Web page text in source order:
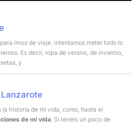
irnos de viaje, intentamos meter todo lo
Es decir, ropa de verano, de invierno,
y
la historia de mi vida, como, hasta el
de mi vida . Si tenéis un poco de